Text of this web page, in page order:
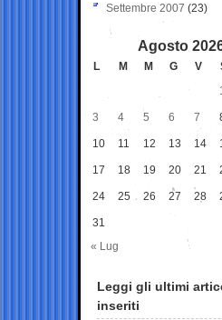
Settembre 2007 (23)
Agosto
L M M G V
3 4 5 6 7
10 11 12 13 14
17 18 19 20 21
24 25 26 27 28
31
« Lug
Leggi gli ultimi
inseriti